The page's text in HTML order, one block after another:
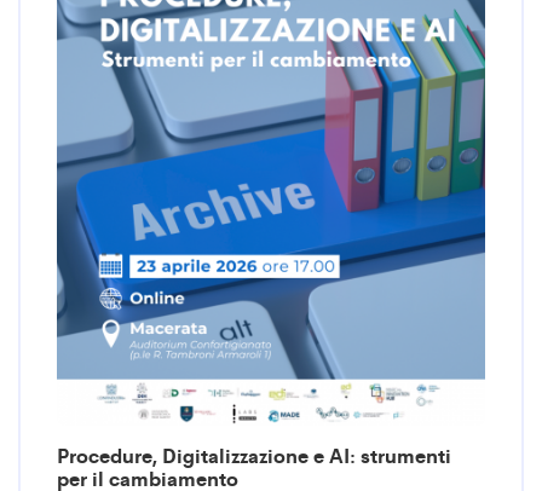
Procedure, Digitalizzazione e AI: strumenti
per il cambiamento